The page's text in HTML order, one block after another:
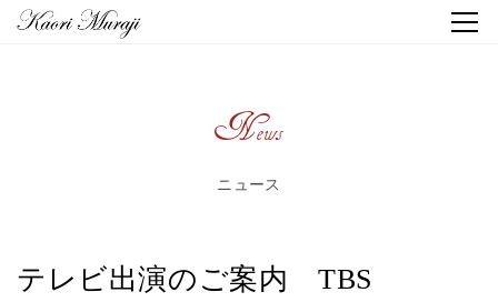
News
ニュース
テレビ出演のご案内 TBS